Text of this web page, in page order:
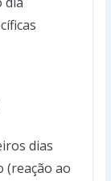
dias
(reação ao